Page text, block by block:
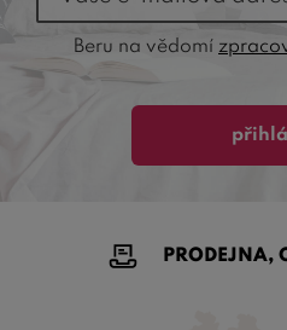
Beru na vědomí
PRODEJNA,